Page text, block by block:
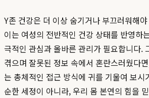
Y존 건강은 더 이상 숨기거나 부끄러워해
이는 여성의 전반적인 건강 상태를 반영하
극적인 관심과 올바른 관리가 필요합니다.
겪으며 잘못된 정보 속에서 혼란스러웠다
는 총체적인 접근 방식에 귀를 기울여 보시
순한 세정이 아니라, 우리 몸 본연의 힘을